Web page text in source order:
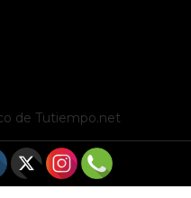
de Tutiempo.net